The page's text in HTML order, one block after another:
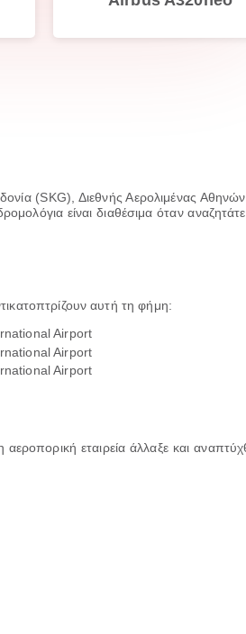
(SKG), Διεθνής Αερολιμένας
είναι διαθέσιμα όταν
αυτή τη φήμη:
Airport
Airport
Airport
εταιρεία άλλαξε και